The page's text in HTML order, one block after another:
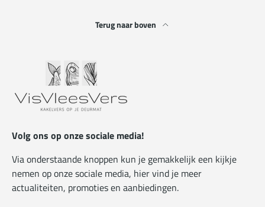
Terug naar boven
Volg ons op onze sociale media!
Via onderstaande knoppen kun je gemakkelijk een kijkje
nemen op onze sociale media, hier vind je meer
actualiteiten, promoties en aanbiedingen.